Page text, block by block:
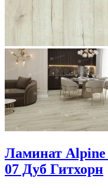
Ламинат
07 Дуб Гитхорн